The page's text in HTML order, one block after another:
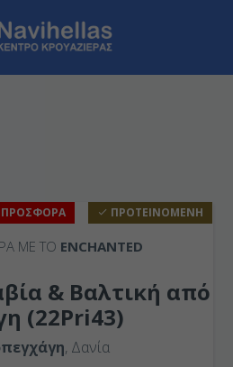
ΠΡΟΣΦΟΡΑ ΠΡΟΤΕΙΝΟΜΕΝΗ
ΜΕ ΤΟ ENCHANTED
& Βαλτική από
(22Pri43)
, Δανία